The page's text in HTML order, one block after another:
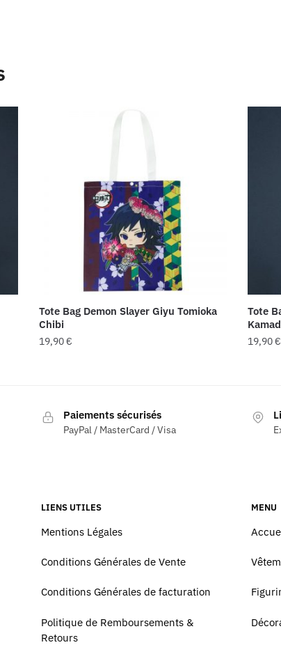
Tote Bag Demon Slayer Giyu Tomioka
Chibi
19,90€
Tote
19,90€
Paiements sécurisés
PayPal / MasterCard / Visa
LIENS UTILES
Mentions Légales
Conditions Générales de Vente
Conditions Générales de facturation
Politique de Remboursements &
Retours
MENU